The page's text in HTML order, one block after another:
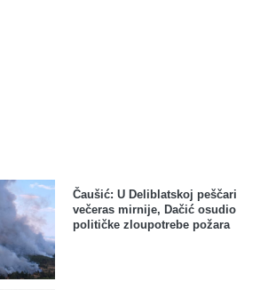
Čaušić: U Deliblatskoj peščari
večeras mirnije, Dačić osudio
političke zloupotrebe požara